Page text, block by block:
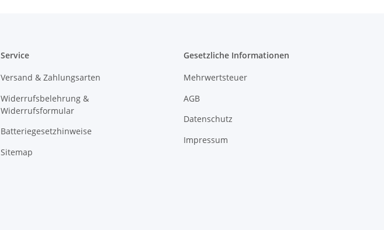
Service
Versand & Zahlungsarten
Widerrufsbelehrung &
Widerrufsformular
Batteriegesetzhinweise
Sitemap
Gesetzliche Informationen
Mehrwertsteuer
AGB
Datenschutz
Impressum